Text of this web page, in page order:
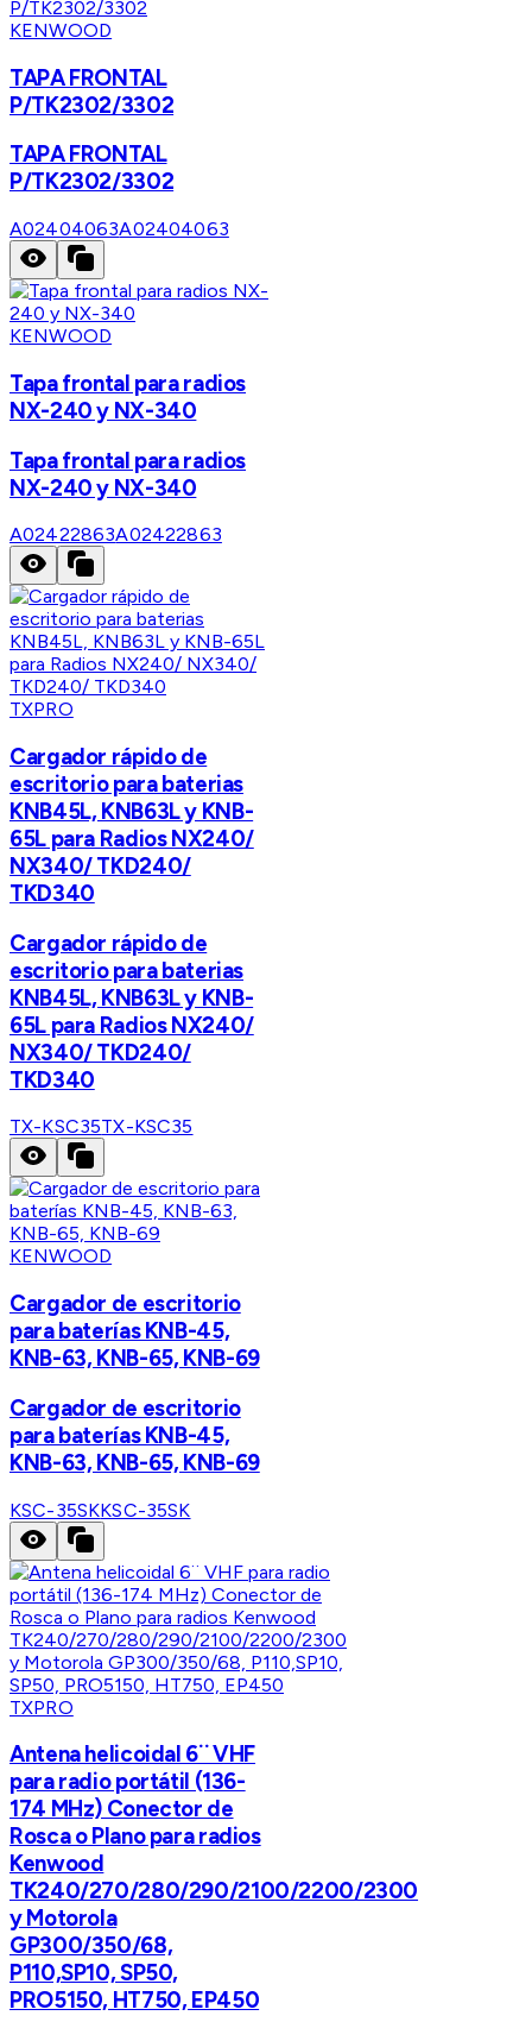
KENWOOD
TAPA FRONTAL
P/TK2302/3302
TAPA FRONTAL
P/TK2302/3302
A02404063A02404063
KENWOOD
Tapa frontal para radios
NX-240 y NX-340
Tapa frontal para radios
NX-240 y NX-340
A02422863A02422863
TXPRO
Cargador rápido de
escritorio para baterias
KNB45L, KNB63L y KNB-
65L para Radios NX240/
NX340/ TKD240/
TKD340
Cargador rápido de
escritorio para baterias
KNB45L, KNB63L y KNB-
65L para Radios NX240/
NX340/ TKD240/
TKD340
TX-KSC35TX-KSC35
KENWOOD
Cargador de escritorio
para baterías KNB-45,
KNB-63, KNB-65, KNB-69
Cargador de escritorio
para baterías KNB-45,
KNB-63, KNB-65, KNB-69
KSC-35SKKSC-35SK
TXPRO
Antena helicoidal 6¨ VHF
para radio portátil (136-
174 MHz) Conector de
Rosca o Plano para radios
Kenwood
TK240/270/280/290/2100/2200/2300
y Motorola
GP300/350/68,
P110,SP10, SP50,
PRO5150, HT750, EP450